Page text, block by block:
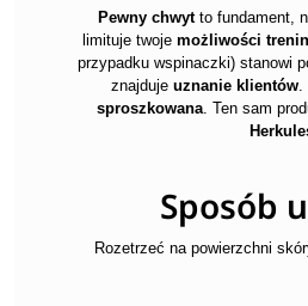
Pewny chwytto fundament,
limituje twoje możliwości
przypadku wspinaczki) stanowi
znajduje uznanie klientów.
sproszkowana. Ten sam
Sposób
Rozetrzeć na powierzchni